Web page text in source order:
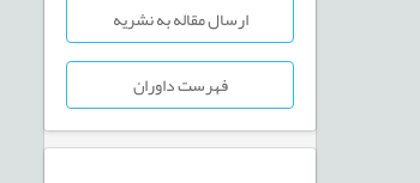
ارسال مقاله به نشریه
فهرست داوران